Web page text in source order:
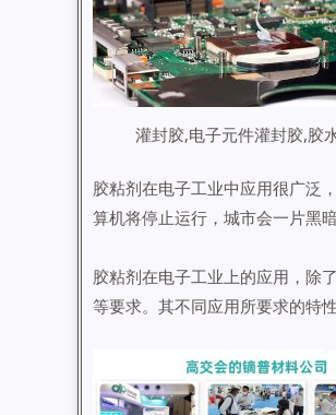
灌封胶,电子元件灌封胶,胶
胶粘剂在电子工业中应用很广泛
算机将停止运行，城市会一片黑
胶粘剂在电子工业上的应用，除
等要求。其不同应用所要求的特